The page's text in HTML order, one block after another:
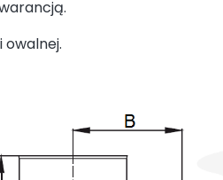
owalnej.